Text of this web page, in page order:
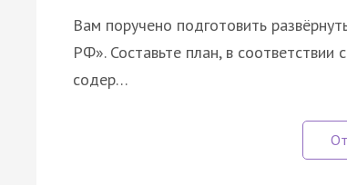
Вам поручено подготовить
РФ». Составьте план, в
содер…